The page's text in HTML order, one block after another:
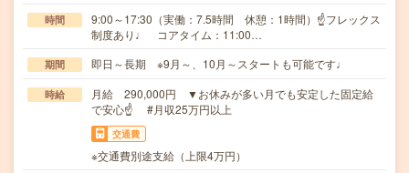
時間
9:00～17:30（実働：7.5時間 休憩：1時間）☝フレックス
制度あり♩ コアタイム：11:00…
期間 即日～長期 ※9月～、10月～スタートも可能です♩
時給
月給 290,000円 ▼お休みが多い月でも安定した固定給
で安心☝ #月収25万円以上
交通費
※交通費別途支給（上限4万円）